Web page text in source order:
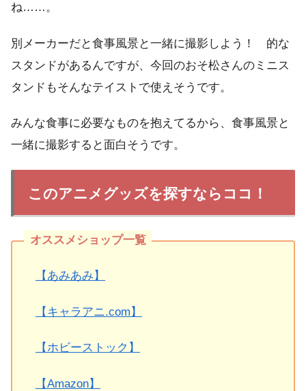
ね……。
別メーカーだと食事風景と一緒に撮影しよう！ 的な
スタンドがあるんですが、今回のおそ松さんのミニス
タンドもそんなテイストで使えそうです。
みんな食事に必要なものを抱えてるから、食事風景と
一緒に撮影すると面白そうです。
このアニメグッズを探すならココ！
【あみあみ】
【キャラアニ.com】
【ホビーストック】
【Amazon】